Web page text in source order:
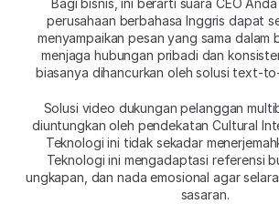
Bagi bisnis, ini berarti suara CEO
perusahaan berbahasa Inggris dapat
menyampaikan pesan yang sama dalam
menjaga hubungan pribadi dan
biasanya dihancurkan oleh solusi text-
Solusi video dukungan pelanggan
diuntungkan oleh pendekatan Cultural
Teknologi ini tidak sekadar
Teknologi ini mengadaptasi referensi
ungkapan, dan nada emosional agar
sasaran.